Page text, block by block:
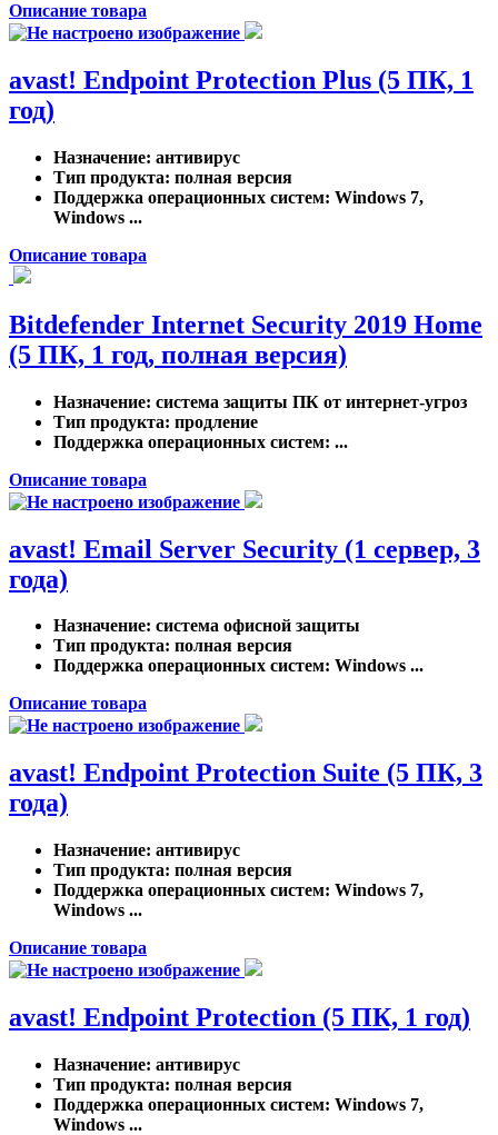
Описание товара
avast! Endpoint Protection Plus (5 ПК, 1
год)
Назначение: антивирус
Тип продукта: полная версия
Поддержка операционных систем: Windows 7,
Windows ...
Описание товара
Bitdefender Internet Security 2019 Home
(5 ПК, 1 год, полная версия)
Назначение: система защиты ПК от интернет-угроз
Тип продукта: продление
Поддержка операционных систем: ...
Описание товара
avast! Email Server Security (1 сервер, 3
года)
Назначение: система офисной защиты
Тип продукта: полная версия
Поддержка операционных систем: Windows ...
Описание товара
avast! Endpoint Protection Suite (5 ПК, 3
года)
Назначение: антивирус
Тип продукта: полная версия
Поддержка операционных систем: Windows 7,
Windows ...
Описание товара
avast! Endpoint Protection (5 ПК, 1 год)
Назначение: антивирус
Тип продукта: полная версия
Поддержка операционных систем: Windows 7,
Windows ...